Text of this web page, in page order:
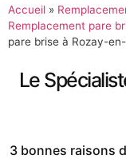
Accueil »
Remplacement pare
pare brise à Rozay-
Le
3 bonnes raisons